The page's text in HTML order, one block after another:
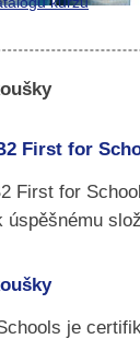
First for
First for
úspěšnému
je